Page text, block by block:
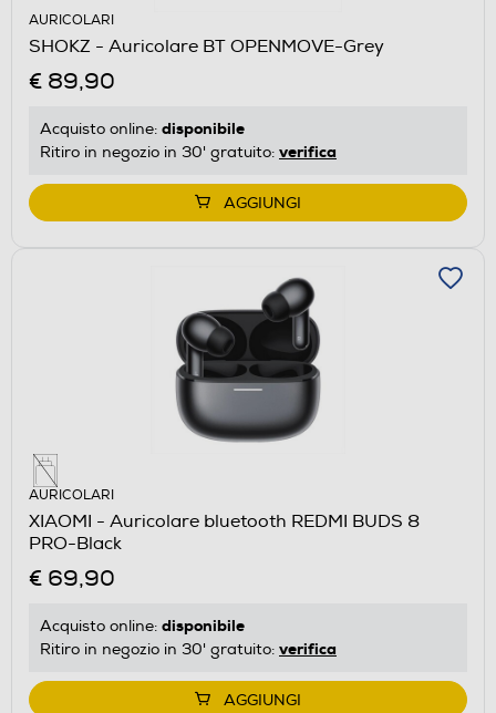
AURICOLARI
SHOKZ - Auricolare BT OPENMOVE-Grey
€ 89,90
Acquisto online: disponibile
Ritiro in negozio in 30' gratuito: verifica
AGGIUNGI
AURICOLARI
XIAOMI - Auricolare bluetooth REDMI BUDS 8
PRO-Black
€ 69,90
Acquisto online: disponibile
Ritiro in negozio in 30' gratuito: verifica
AGGIUNGI